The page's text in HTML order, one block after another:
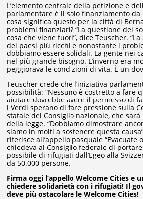
L’elemento centrale della petizione e
parlamentare è il solo finanziamento
cosa significa questo per la città di
problemi finanziari? “La questione dei
cosa che viene fuori”, dice Teuscher.
dei paesi più ricchi e nonostante i
dobbiamo essere solidali. La gente nei
nel più grande bisogno. L’inverno era
peggiorava le condizioni di vita. È un
Teuscher crede che l’iniziativa
possibilità: “Nessuno è costretto a fare
aiutare dovrebbe avere il permesso di
i Verdi sperano di fare pressione sulla
statale del Consiglio nazionale, che
della legge. “Dobbiamo dimostrare
siamo in molti a sostenere questa
riferisce all’appello pasquale “Evacuate
chiedeva al Consiglio federale di
possibile di rifugiati dall’Egeo alla
da 50.000 persone.
Firma oggi l’appello Welcome Cities e
chiedere solidarietà con i rifugiati! Il
deve più ostacolare le Welcome Cities!